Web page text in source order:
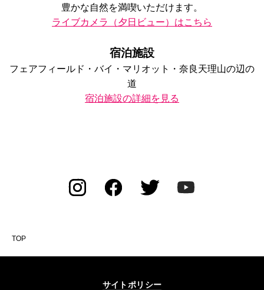
豊かな自然を満喫いただけます。
ライブカメラ（夕日ビュー）はこちら
宿泊施設
フェアフィールド・バイ・マリオット・奈良天理山の辺の
道
宿泊施設の詳細を見る
TOP
サイトポリシー